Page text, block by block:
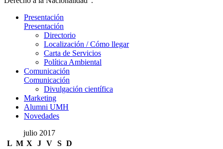
Presentación
Presentación
Directorio
Localización / Cómo llegar
Carta de Servicios
Política Ambiental
Comunicación
Comunicación
Divulgación científica
Marketing
Alumni UMH
Novedades
julio 2017
L M X J V S D